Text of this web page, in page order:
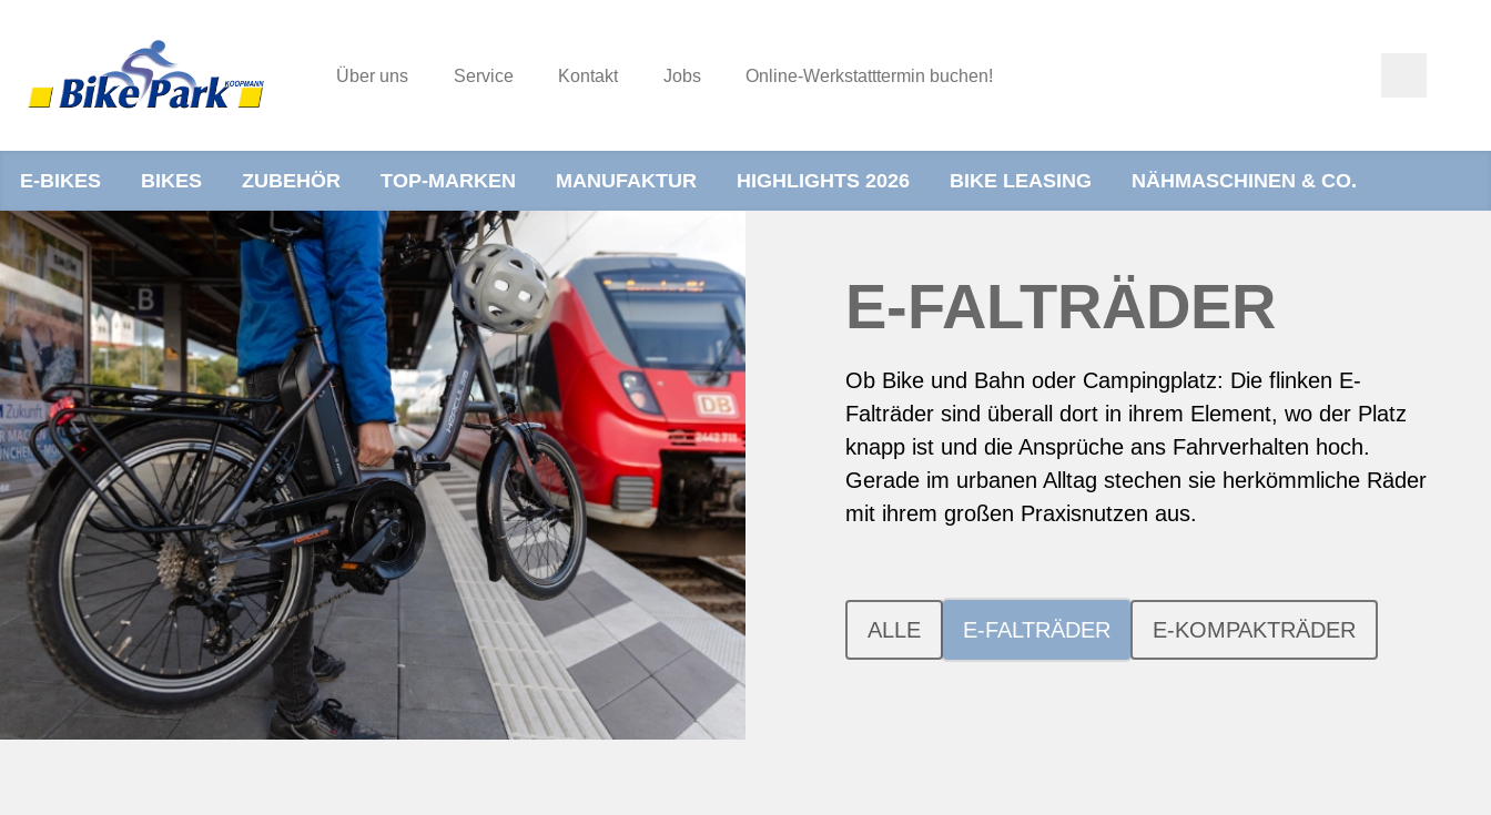
Über uns Service Kontakt Jobs Online-Werkstatttermin buchen!
E-BIKES BIKES ZUBEHÖR TOP-MARKEN MANUFAKTUR HIGHLIGHTS 2026 BIKE LEASING NÄHMASCHINEN & CO.
E-FALTRÄDER
Ob Bike und Bahn oder Campingplatz: Die flinken E-
Falträder sind überall dort in ihrem Element, wo der Platz
knapp ist und die Ansprüche ans Fahrverhalten hoch.
Gerade im urbanen Alltag stechen sie herkömmliche Räder
mit ihrem großen Praxisnutzen aus.
ALLE E-FALTRÄDER E-KOMPAKTRÄDER